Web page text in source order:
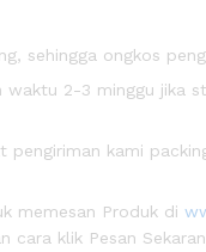
sehingga ongkos
2-3 minggu jika
kami
memesan Produk di
cara klik Pesan